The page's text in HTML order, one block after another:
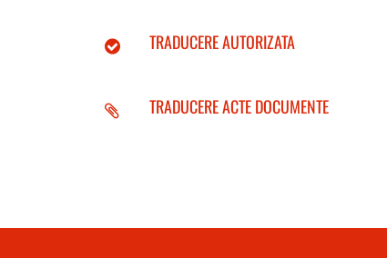
TRADUCERE AUTORIZATA
TRADUCERE ACTE DOCUMENTE